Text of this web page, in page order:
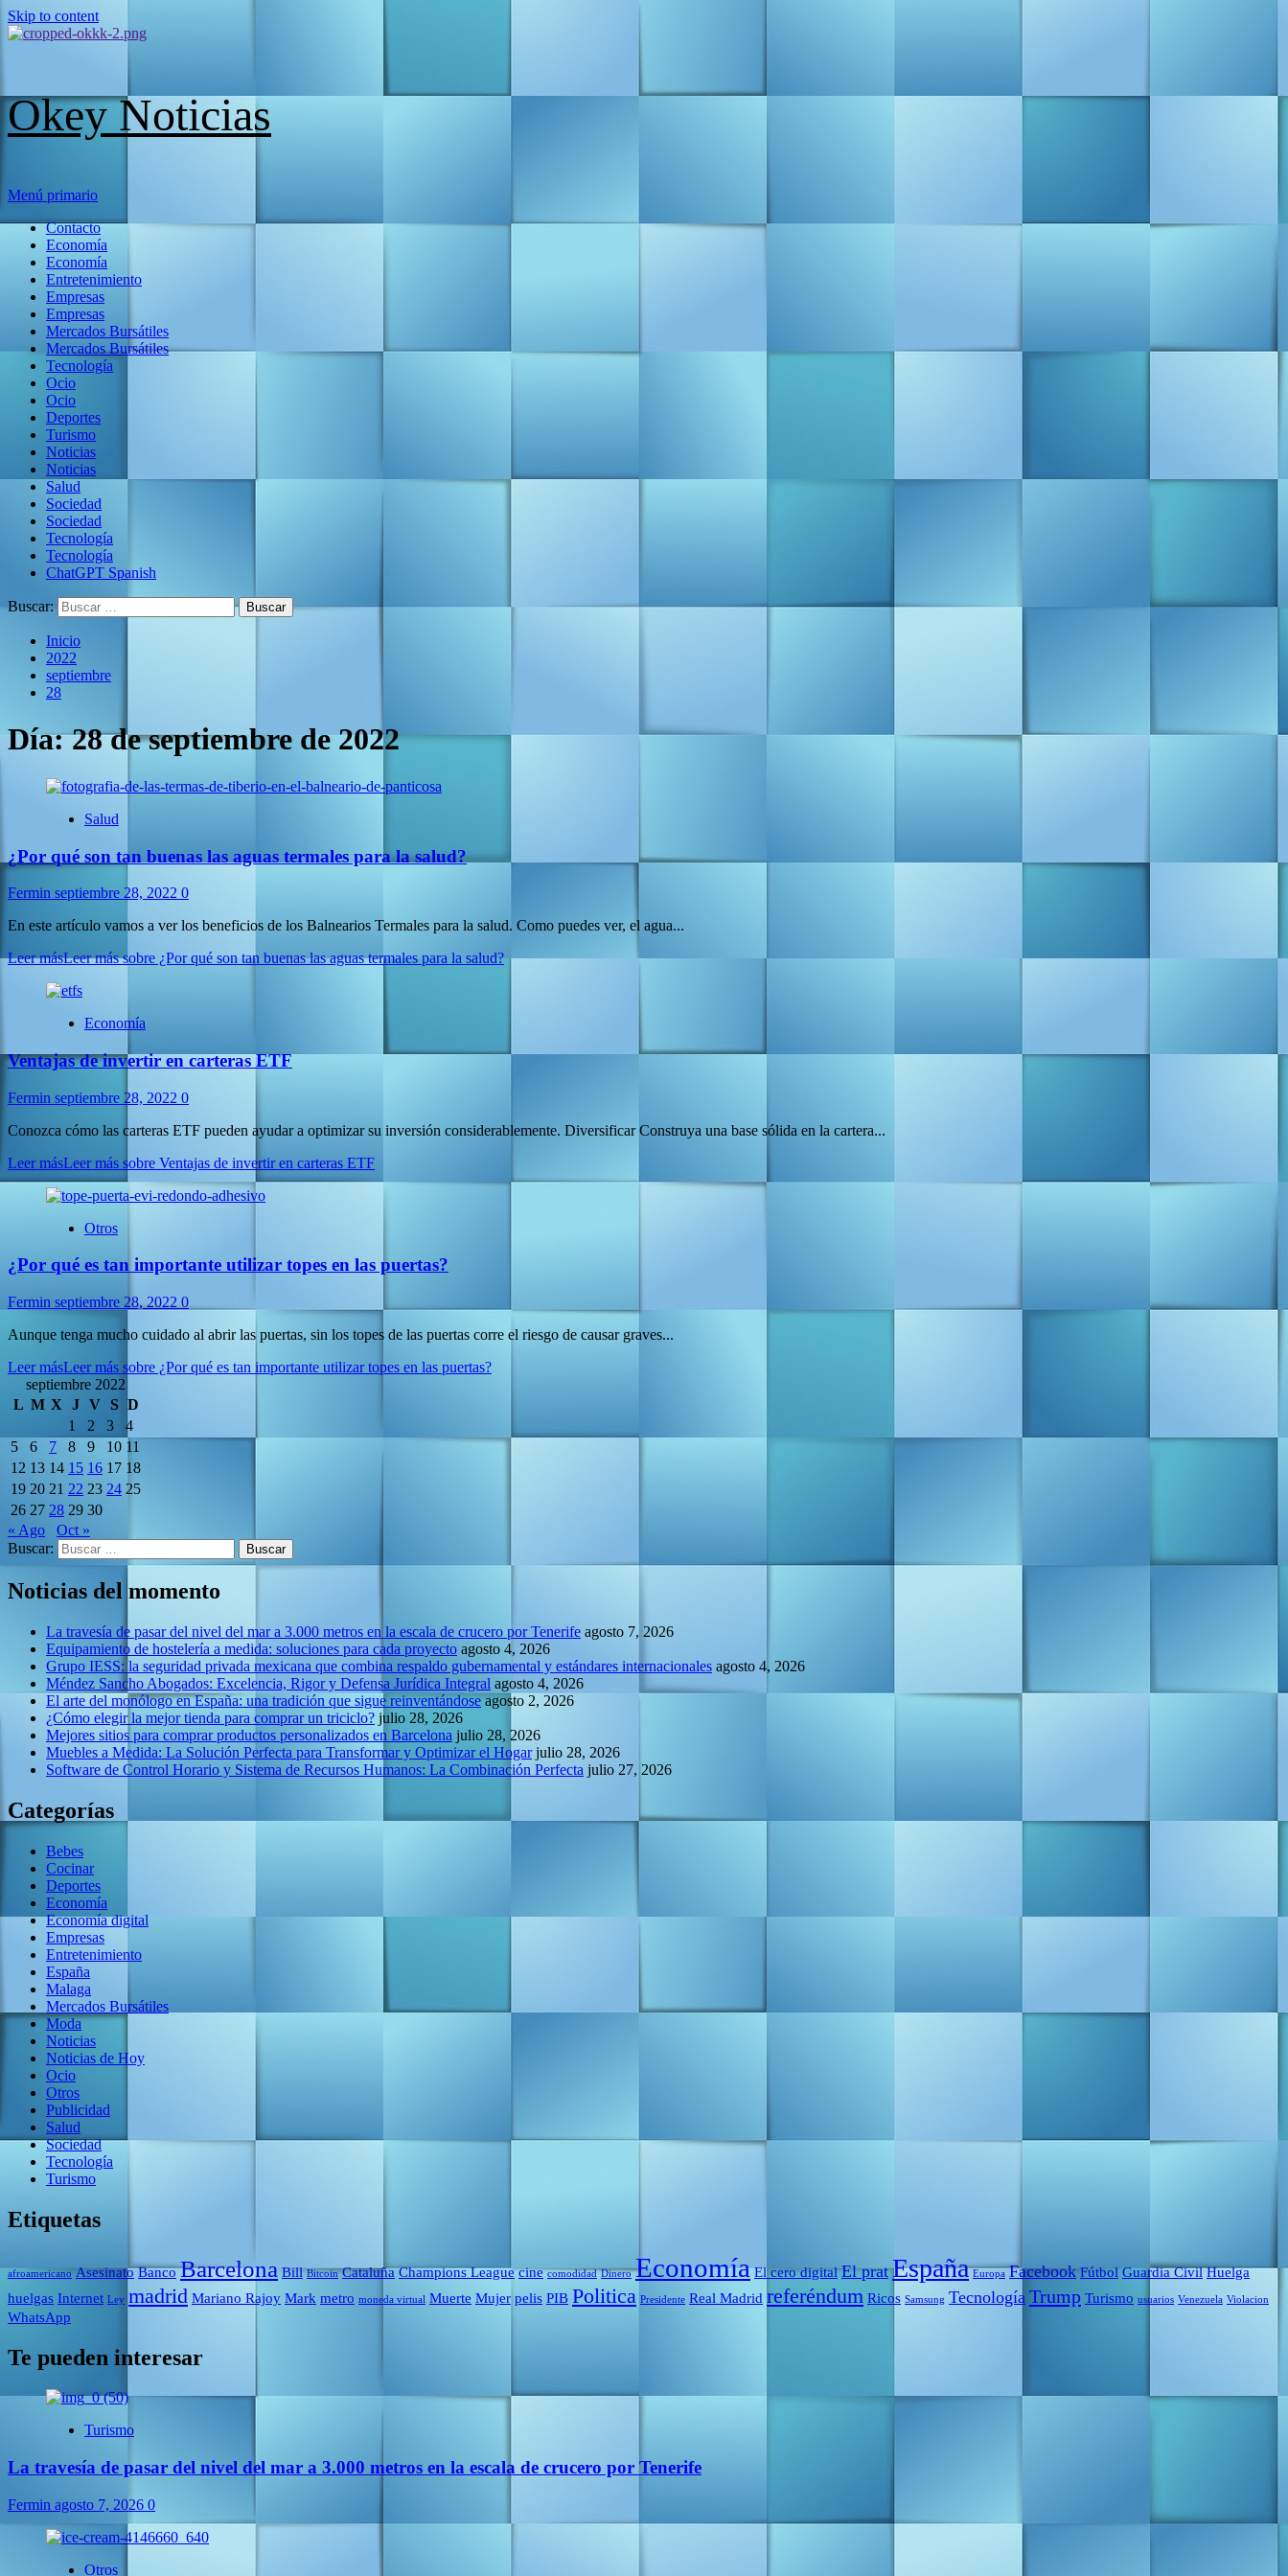
Skip to content
Okey Noticias
Menú primario
Contacto
Economía
Economía
Entretenimiento
Empresas
Empresas
Mercados Bursátiles
Mercados Bursátiles
Tecnología
Ocio
Ocio
Deportes
Turismo
Noticias
Noticias
Salud
Sociedad
Sociedad
Tecnología
Tecnología
ChatGPT Spanish
Buscar:
Inicio
2022
septiembre
28
Día:28 de septiembre de 2022
Salud
¿Por qué son tan buenas las aguas termales para la salud?
Fermin septiembre 28, 2022 0
En este artículo vamos a ver los beneficios de los Balnearios Termales para la salud. Como puedes ver, el agua...
Leer másLeer más sobre ¿Por qué son tan buenas las aguas termales para la salud?
Economía
Ventajas de invertir en carteras ETF
Fermin septiembre 28, 2022 0
Conozca cómo las carteras ETF pueden ayudar a optimizar su inversión considerablemente. Diversificar Construya una base sólida en la cartera...
Leer másLeer más sobre Ventajas de invertir en carteras ETF
Otros
¿Por qué es tan importante utilizar topes en las puertas?
Fermin septiembre 28, 2022 0
Aunque tenga mucho cuidado al abrir las puertas, sin los topes de las puertas corre el riesgo de causar graves...
Leer másLeer más sobre ¿Por qué es tan importante utilizar topes en las puertas?
septiembre 2022
L M X J V S D
1
2 3
4
5
6 7 8 9 10 11
12 13 14 15 16 17 18
19 20 21 22 23 24 25
26 27 28 29 30
« Ago
Oct »
Buscar:
Noticias del momento
La travesía de pasar del nivel del mar a 3.000 metros en la escala de crucero por Tenerife agosto 7, 2026
Equipamiento de hostelería a medida: soluciones para cada proyecto agosto 4, 2026
Grupo IESS: la seguridad privada mexicana que combina respaldo gubernamental y estándares internacionales agosto 4, 2026
Méndez Sancho Abogados: Excelencia, Rigor y Defensa Jurídica Integral agosto 4, 2026
El arte del monólogo en España: una tradición que sigue reinventándose agosto 2, 2026
¿Cómo elegir la mejor tienda para comprar un triciclo? julio 28, 2026
Mejores sitios para comprar productos personalizados en Barcelona julio 28, 2026
Muebles a Medida: La Solución Perfecta para Transformar y Optimizar el Hogar julio 28, 2026
Software de Control Horario y Sistema de Recursos Humanos: La Combinación Perfecta julio 27, 2026
Categorías
Bebes
Cocinar
Deportes
Economía
Economía digital
Empresas
Entretenimiento
España
Malaga
Mercados Bursátiles
Moda
Noticias
Noticias de Hoy
Ocio
Otros
Publicidad
Salud
Sociedad
Tecnología
Turismo
Etiquetas
afroamericano Asesinato Banco Barcelona Bill Bitcoin Cataluña Champions League cine comodidad Dinero Economía El cero digital El prat España Europa Facebook Fútbol Guardia Civil Huelga
huelgas Internet Ley madrid Mariano Rajoy Mark metro moneda virtual Muerte Mujer pelis PIB Politica Presidente Real Madrid referéndum Ricos Samsung Tecnología Trump Turismo usuarios Venezuela Violacion
WhatsApp
Te pueden interesar
Turismo
La travesía de pasar del nivel del mar a 3.000 metros en la escala de crucero por Tenerife
Fermin agosto 7, 2026 0
Otros